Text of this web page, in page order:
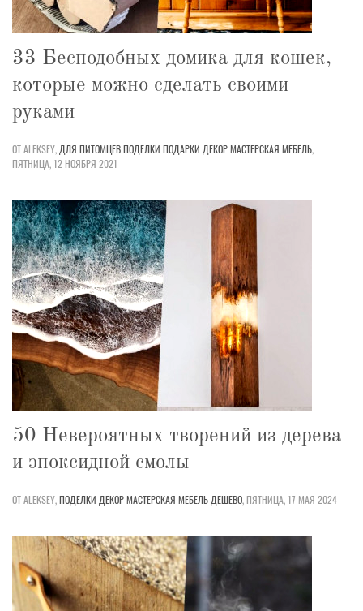
33 Бесподобных домика для кошек,
которые можно сделать своими
руками
ОТ ALEKSEY,ДЛЯ ПИТОМЦЕВПОДЕЛКИ ПОДАРКИ ДЕКОРМАСТЕРСКАЯ МЕБЕЛЬ,
ПЯТНИЦА, 12 НОЯБРЯ 2021
50 Невероятных творений из дерева
и эпоксидной смолы
ОТ ALEKSEY,ПОДЕЛКИ ДЕКОРМАСТЕРСКАЯ МЕБЕЛЬДЕШЕВО,ПЯТНИЦА, 17 МАЯ 2024